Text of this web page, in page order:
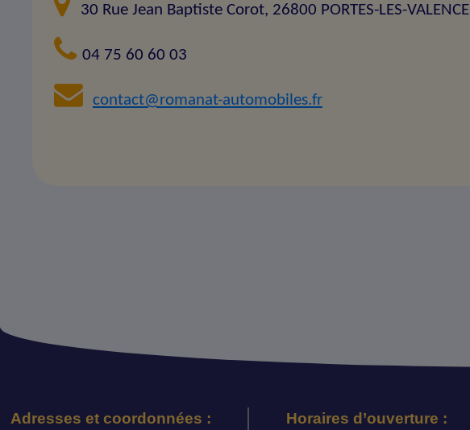
30 Rue Jean Baptiste Corot, 26800 PORTES-LES-VALENCE
04 75 60 60 03
contact@romanat-automobiles.fr
Adresses et coordonnées : Horaires d’ouverture :